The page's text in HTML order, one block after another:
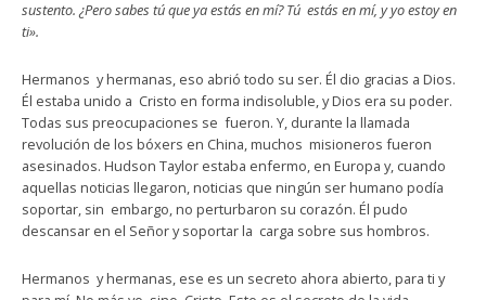
sustento. ¿Pero sabes tú que ya estás en mí? Tú estás en mí, y yo estoy en
ti».
Hermanos y hermanas, eso abrió todo su ser. Él dio gracias a Dios.
Él estaba unido a Cristo en forma indisoluble, y Dios era su poder.
Todas sus preocupaciones se fueron. Y, durante la llamada
revolución de los bóxers en China, muchos misioneros fueron
asesinados. Hudson Taylor estaba enfermo, en Europa y, cuando
aquellas noticias llegaron, noticias que ningún ser humano podía
soportar, sin embargo, no perturbaron su corazón. Él pudo
descansar en el Señor y soportar la carga sobre sus hombros.
Hermanos y hermanas, ese es un secreto ahora abierto, para ti y